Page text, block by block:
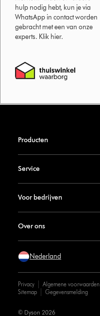
hulp nodig hebt, kun je via
WhatsApp in contact worden
gebracht met een van onze
experts. Klik hier.
Producten
Service
Voor bedrijven
Over ons
Nederland
Privacy Algemene voorwaarden
Sitemap
Gegevensmelding
© Dyson 2026